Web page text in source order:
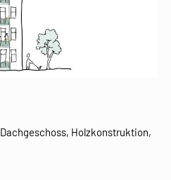
Dachgeschoss, Holzkonstruktion,